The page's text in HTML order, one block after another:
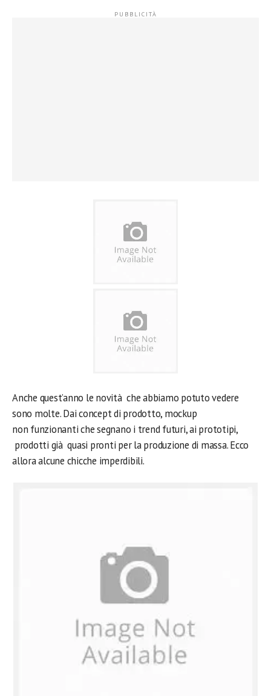
Anche quest’anno le novità che abbiamo potuto vedere
sono molte. Dai concept di prodotto, mockup
non funzionanti che segnano i trend futuri, ai prototipi,
prodotti già quasi pronti per la produzione di massa. Ecco
allora alcune chicche imperdibili.